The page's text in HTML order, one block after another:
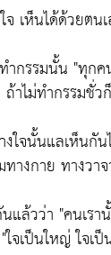
จ เห็นได้ด้วยตน
ำกรรมนั้น "ทุกค
าไม่ทำกรรมชั่ว
ใจนั้นแลเห็นกั
างกาย ทางวา
แล้วว่า "คนเร
"ใจเป็นใหญ่ ใจเ